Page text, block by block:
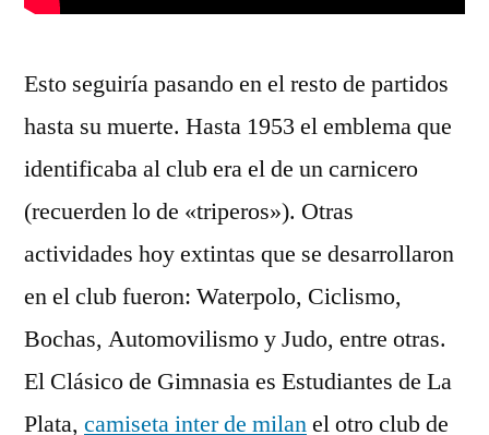
Esto seguiría pasando en el resto de partidos
hasta su muerte. Hasta 1953 el emblema que
identificaba al club era el de un carnicero
(recuerden lo de «triperos»). Otras
actividades hoy extintas que se desarrollaron
en el club fueron: Waterpolo, Ciclismo,
Bochas, Automovilismo y Judo, entre otras.
El Clásico de Gimnasia es Estudiantes de La
Plata, camiseta inter de milanel otro club de